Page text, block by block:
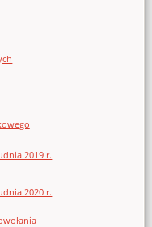
2019 r.
2020 r.